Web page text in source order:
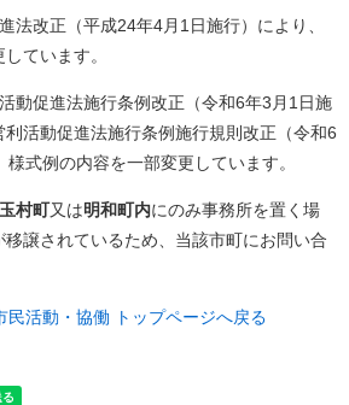
改正（平成24年4月1日施行）により、
ています。
動促進法施行条例改正（令和6年3月1日施
活動促進法施行条例施行規則改正（令和6
式例の内容を一部変更しています。
村町又は明和町内にのみ事務所を置く場
譲されているため、当該市町にお問い合
民活動・協働 トップページへ戻る